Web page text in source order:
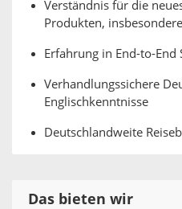
Verständnis für die
Produkten,
Erfahrung in End-to-End
Verhandlungssichere
Englischkenntnisse
Deutschlandweite
Das bieten wir